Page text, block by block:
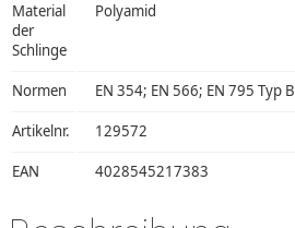
Material
der
Schlinge
Polyamid
Normen EN 354; EN 566; EN 795 Typ B
Artikelnr. 129572
EAN 4028545217383